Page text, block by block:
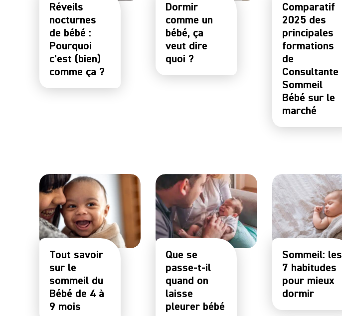
Réveils
nocturnes
de bébé :
Pourquoi
c’est (bien)
comme ça ?
Dormir
comme un
bébé, ça
veut dire
quoi ?
Comparatif
2025 des
principales
formations
de
Consultante
Sommeil
Bébé sur le
marché
Tout savoir
sur le
sommeil du
Bébé de 4 à
9 mois
Que se
passe-t-il
quand on
laisse
pleurer bébé
Sommeil: les
7 habitudes
pour mieux
dormir